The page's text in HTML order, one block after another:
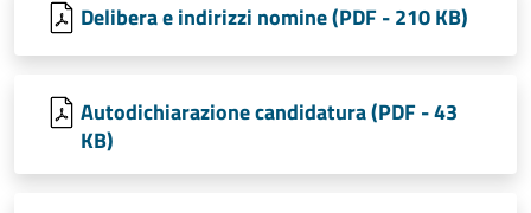
Delibera e indirizzi nomine (PDF - 210 KB)
Autodichiarazione candidatura (PDF - 43
KB)